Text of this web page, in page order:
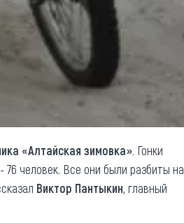
«Алтайская зимовка». Гонки
76 человек. Все они были разбиты на
Виктор Пантыкин, главный